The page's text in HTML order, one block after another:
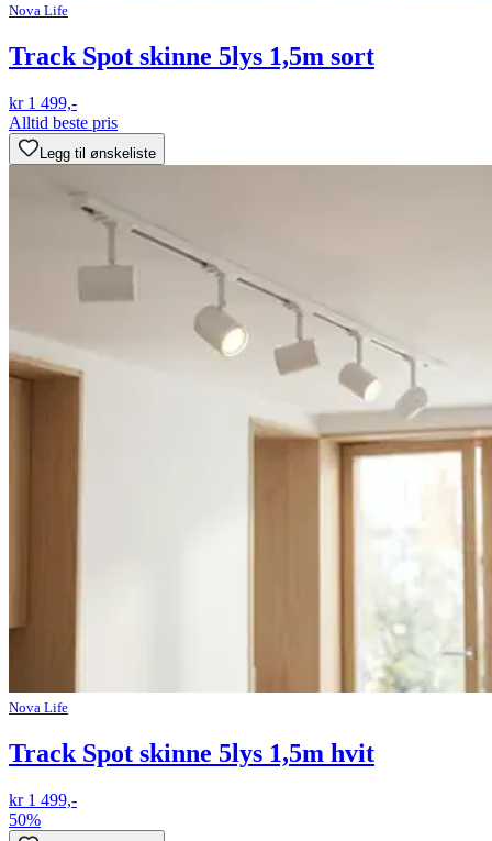
Nova Life
Track Spot skinne 5lys 1,5m sort
kr 1 499,-
Alltid beste pris
Legg til ønskeliste
Nova Life
Track Spot skinne 5lys 1,5m hvit
kr 1 499,-
50%